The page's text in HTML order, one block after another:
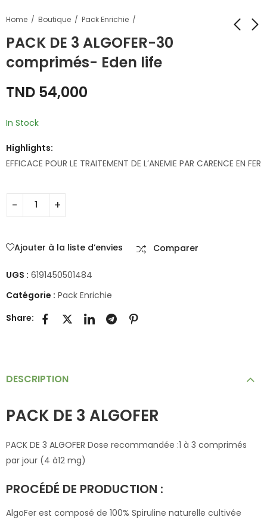
Home Boutique Pack Enrichie
PACK DE 3 ALGOFER-30
comprimés- Eden life
TND 54,000
In Stock
Highlights:
EFFICACE POUR LE TRAITEMENT DE L’ANEMIE PAR CARENCE EN FER
Ajouter à la liste d’envies Comparer
UGS : 6191450501484
Catégorie : Pack Enrichie
Share:
DESCRIPTION
PACK DE 3 ALGOFER
PACK DE 3 ALGOFER Dose recommandée :1 à 3 comprimés
par jour (4 à12 mg)
PROCÉDÉ DE PRODUCTION :
AlgoFer est composé de 100% Spiruline naturelle cultivée